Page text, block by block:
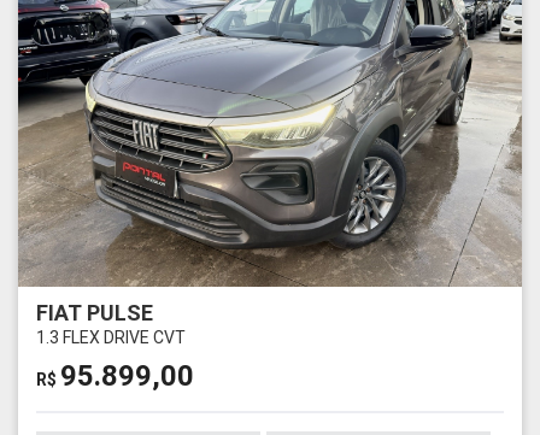
FIAT PULSE
1.3 FLEX DRIVE CVT
R$ 95.899,00